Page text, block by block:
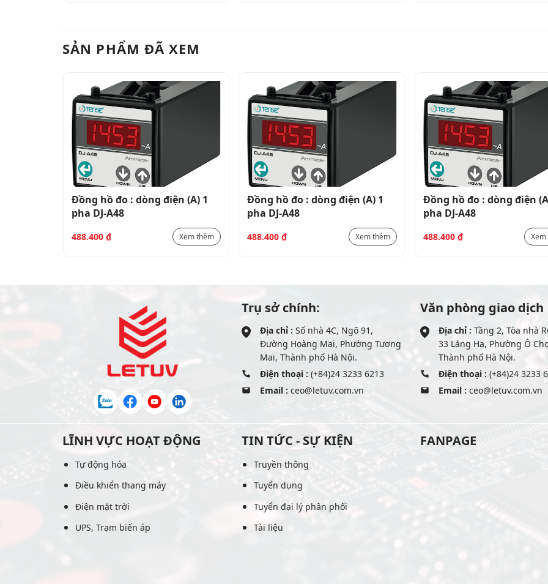
SẢN PHẨM ĐÃ XEM
Đồng hồ đo : dòng điện (A) 1
pha DJ-A48
488.400 ₫ Xem thêm
Đồng hồ đo : dòng điện (A) 1
pha DJ-A48
488.400 ₫ Xem thêm
Đồng hồ đo : dòng điện
pha DJ-A48
488.400 ₫
Trụ sở chính:
Địa chỉ : Số nhà 4C, Ngõ 91,
Đường Hoàng Mai, Phường Tương
Mai, Thành phố Hà Nội.
Điện thoại : (+84)24 3233 6213
Email : ceo@letuv.com.vn
Văn phòng giao dịch
Địa chỉ : Tầng 2, Tòa nhà
33 Láng Hạ, Phường Ô
Thành phố Hà Nội.
Điện thoại : (+84)24 3233
Email : ceo@letuv.com.vn
LĨNH VỰC HOẠT ĐỘNG
Tự động hóa
Điều khiển thang máy
Điện mặt trời
UPS, Trạm biến áp
TIN TỨC - SỰ KIỆN
Truyền thông
Tuyển dụng
Tuyển đại lý phân phối
Tài liệu
FANPAGE